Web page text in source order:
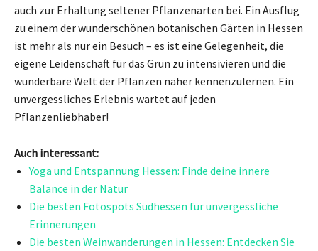
auch zur Erhaltung seltener Pflanzenarten bei. Ein Ausflug
zu einem der wunderschönen botanischen Gärten in Hessen
ist mehr als nur ein Besuch – es ist eine Gelegenheit, die
eigene Leidenschaft für das Grün zu intensivieren und die
wunderbare Welt der Pflanzen näher kennenzulernen. Ein
unvergessliches Erlebnis wartet auf jeden
Pflanzenliebhaber!
Auch interessant:
Yoga und Entspannung Hessen: Finde deine innere
Balance in der Natur
Die besten Fotospots Südhessen für unvergessliche
Erinnerungen
Die besten Weinwanderungen in Hessen: Entdecken Sie